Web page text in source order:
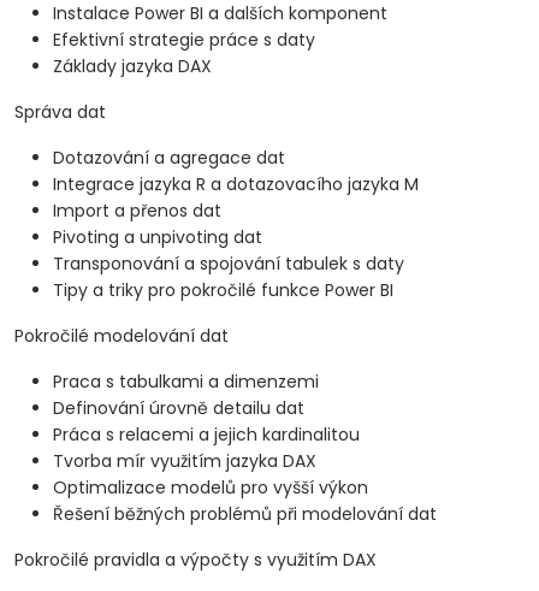
Instalace Power BI a dalších komponent
Efektivní strategie práce s daty
Základy jazyka DAX
Správa dat
Dotazování a agregace dat
Integrace jazyka R a dotazovacího jazyka M
Import a přenos dat
Pivoting a unpivoting dat
Transponování a spojování tabulek s daty
Tipy a triky pro pokročilé funkce Power BI
Pokročilé modelování dat
Praca s tabulkami a dimenzemi
Definování úrovně detailu dat
Práca s relacemi a jejich kardinalitou
Tvorba mír využitím jazyka DAX
Optimalizace modelů pro vyšší výkon
Řešení běžných problémů při modelování dat
Pokročilé pravidla a výpočty s využitím DAX